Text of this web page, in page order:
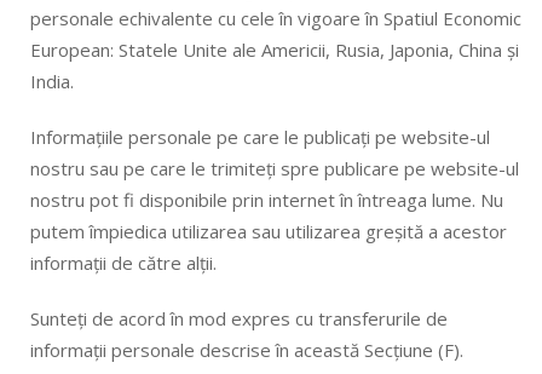
personale echivalente cu cele în vigoare în Spatiul Economic
European: Statele Unite ale Americii, Rusia, Japonia, China și
India.
Informațiile personale pe care le publicați pe website-ul
nostru sau pe care le trimiteți spre publicare pe website-ul
nostru pot fi disponibile prin internet în întreaga lume. Nu
putem împiedica utilizarea sau utilizarea greșită a acestor
informații de către alții.
Sunteți de acord în mod expres cu transferurile de
informații personale descrise în această Secțiune (F).